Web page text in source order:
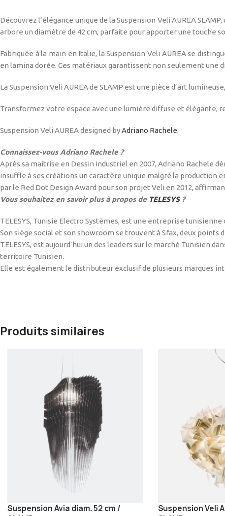
Découvrez l’élégance unique de la Suspension Veli AUREA
arbore un diamètre de 42 cm, parfaite pour apporter une touche
Fabriquée à la main en Italie, la Suspension Veli AUREA se
en lamina dorée. Ces matériaux garantissent non seulement
La Suspension Veli AUREA de SLAMP est une pièce d’art
Transformez votre espace avec une lumière diffuse et élégante,
Suspension Veli AUREA designed byAdriano Rachele.
Connaissez-vous Adriano Rachele ?
Après sa maîtrise en Dessin Industriel en 2007, Adriano Rachele
insuffle à ses créations un caractère unique malgré la production
par le Red Dot Design Award pour son projet Veli en 2012,
Vous souhaitez en savoir plus à propos de TELESYS?
TELESYS, Tunisie Electro Systèmes, est une entreprise tunisienne
Son siège social et son showroom se trouvent à Sfax, deux points
TELESYS, est aujourd’hui un des leaders sur le marché Tunisien
territoire Tunisien.
Elle est également le distributeur exclusif de plusieurs marques
Produits similaires
Suspension Avia diam. 52 cm /
Suspension Veli